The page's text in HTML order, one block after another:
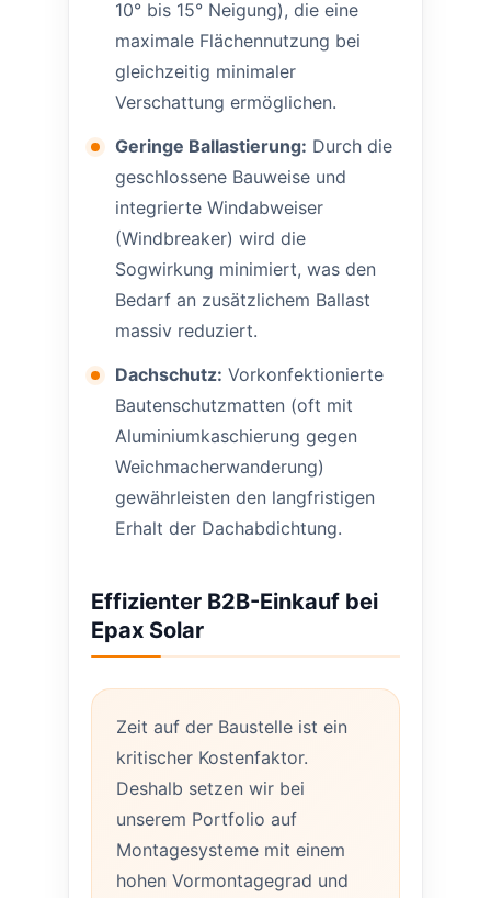
10° bis 15° Neigung), die eine
maximale Flächennutzung bei
gleichzeitig minimaler
Verschattung ermöglichen.
Geringe Ballastierung: Durch die
geschlossene Bauweise und
integrierte Windabweiser
(Windbreaker) wird die
Sogwirkung minimiert, was den
Bedarf an zusätzlichem Ballast
massiv reduziert.
Dachschutz: Vorkonfektionierte
Bautenschutzmatten (oft mit
Aluminiumkaschierung gegen
Weichmacherwanderung)
gewährleisten den langfristigen
Erhalt der Dachabdichtung.
Effizienter B2B-Einkauf bei
Epax Solar
Zeit auf der Baustelle ist ein
kritischer Kostenfaktor.
Deshalb setzen wir bei
unserem Portfolio auf
Montagesysteme mit einem
hohen Vormontagegrad und